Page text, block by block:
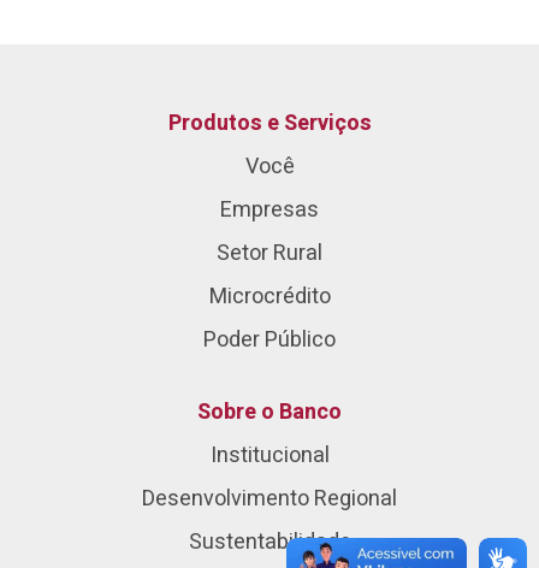
Produtos e Serviços
Você
Empresas
Setor Rural
Microcrédito
Poder Público
Sobre o Banco
Institucional
Desenvolvimento Regional
Sustentabilidade